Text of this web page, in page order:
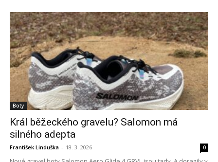
Boty
Král běžeckého gravelu? Salomon má
silného adepta
František Linduška - 18. 3. 2026 0